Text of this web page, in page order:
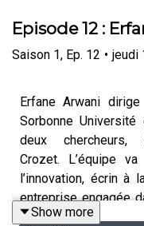
Episode 12 :
Saison 1, Ep. 12 • jeudi
Erfane Arwani
Sorbonne
deux
Crozet. L’équipe
l’innovation, écrin à
entreprise engagée
prouver que
Show more